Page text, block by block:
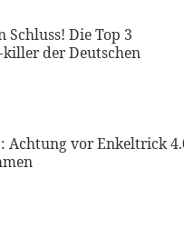
Schluss! Die Top 3
killer der Deutschen
Achtung vor Enkeltrick